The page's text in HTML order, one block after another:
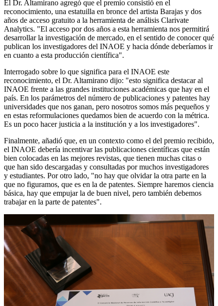
El Dr. Altamirano agregó que el premio consistió en el
reconocimiento, una estatuilla en bronce del artista Barajas y dos
años de acceso gratuito a la herramienta de análisis Clarivate
Analytics. "El acceso por dos años a esta herramienta nos permitirá
desarrollar la investigación de mercado, en el sentido de conocer qué
publican los investigadores del INAOE y hacia dónde deberíamos ir
en cuanto a esta producción científica".
Interrogado sobre lo que significa para el INAOE este
reconocimiento, el Dr. Altamirano dijo: "esto significa destacar al
INAOE frente a las grandes instituciones académicas que hay en el
país. En los parámetros del número de publicaciones y patentes hay
universidades que nos ganan, pero nosotros somos más pequeños y
en estas reformulaciones quedamos bien de acuerdo con la métrica.
Es un poco hacer justicia a la institución y a los investigadores".
Finalmente, añadió que, en un contexto como el del premio recibido,
el INAOE debería incentivar las publicaciones científicas que están
bien colocadas en las mejores revistas, que tienen muchas citas o
que han sido descargadas y consultadas por muchos investigadores
y estudiantes. Por otro lado, "no hay que olvidar la otra parte en la
que no figuramos, que es en la de patentes. Siempre haremos ciencia
básica, hay que empujar la de buen nivel, pero también debemos
trabajar en la parte de patentes".